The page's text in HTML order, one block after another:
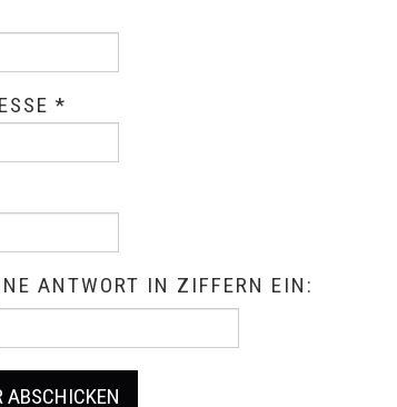
*
ANTWORT IN ZIFFERN EIN: